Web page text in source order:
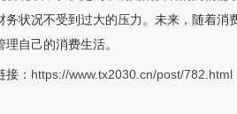
务状况不受到过大的压力。未来，随着
理自己的消费生活。
接： https://www.tx2030.cn/post/782.html